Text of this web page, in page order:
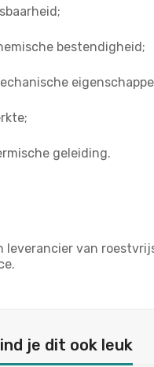
bestendigheid;
geleiding.
leverancier van
je dit ook leuk